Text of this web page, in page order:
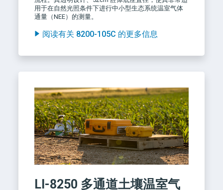
用于在自然光照条件下进行中小型生态系统温室气体
通量（NEE）的测量。
阅读有关 8200-105C 的更多信息
LI-8250 多通道土壤温室气